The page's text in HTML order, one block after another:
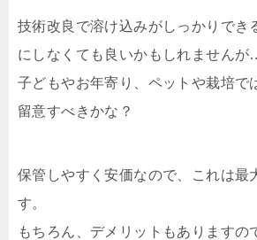
技術改良で溶け込みがしっかりでき
にしなくても良いかもしれませんが
子どもやお年寄り、ペットや栽培で
留意すべきかな？
保管しやすく安価なので、これは最
す。
もちろん、デメリットもありますの